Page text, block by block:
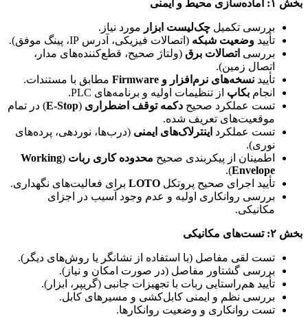
بخش ۱: آماده‌سازی محیط و ایمنی
بررسی تکمیل چک‌لیست ابزار مورد نیاز.
تأیید وضعیت شبکه (اتصالات فیزیکی، آدرس IP، پینگ موفق).
بررسی اتصالات برق (ولتاژ صحیح، قطع‌کننده‌های مدار،
اتصال زمین).
تأیید نسخه‌های نرم‌افزار و Firmware
مطابق با مستندات.
انجام بکاپ از تنظیمات اولیه و برنامه‌های PLC.
تست عملکرد صحیح دکمه توقف اضطراری (
E‑Stop) در تمام
موقعیت‌های تعریف شده.
تست عملکرد اینترلاک‌های ایمنی (درب‌ها، نوردهی، پرده‌های
نوری).
اطمینان از پیکربندی صحیح محدوده کاری ربات (
Working
Envelope
).
تأیید اجرای صحیح پروتکل LOTO برای فعالیت‌های نگهداری.
بررسی روانکاری اولیه و عدم وجود آسیب در اجزای
مکانیکی.
بخش ۲: تست‌های مکانیکی
تست لقی مفاصل (با استفاده از نشانگر یا روش‌های دیگر).
بررسی گشتاور مفاصل (در صورت امکان و نیاز).
تأیید هم‌راستایی ربات با تجهیزات جانبی (گریپر، ابزار).
بررسی نظم و ایمنی کابل‌کشی و مسیرهای کابل.
تست روانکاری و وضعیت روانکارها.